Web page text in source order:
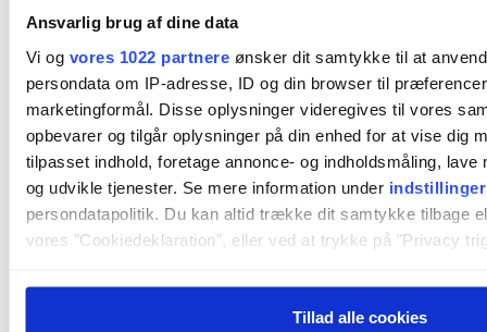
Ansvarlig brug af dine data
Vi og vores 1022 partnereønsker dit samtykke til at
persondata om IP-adresse, ID og din browser til
marketingformål. Disse oplysninger videregives til vores
opbevarer og tilgår oplysninger på din enhed for at vise dig
tilpasset indhold, foretage annonce- og indholdsmåling, lave
og udvikle tjenester. Se mere information under indstillinger
persondatapolitik. Du kan altid trække dit samtykke tilbage
vores "Cookiedeklaration", eller ved at trykke på "Privacy
Hvis du tillader det, vil vi også gerne:
Indsamle præcise oplysninger om din placering, der
Tillad alle cookies
gummiindustri
23001 Glasindustri og
keramisk industri
96,1 105,7
23002 Betonindustri og
teglværker
122,8 126,7
104,2 109,3